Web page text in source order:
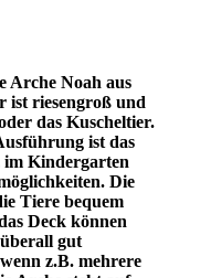
Arche Noah aus
ist riesengroß und
das Kuscheltier.
ist das
im Kindergarten
Die
Tiere bequem
Deck können
gut
z.B. mehrere